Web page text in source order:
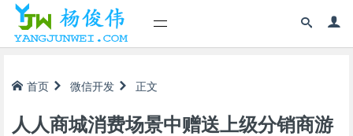
首页 微信开发 正文
人人商城消费场景中赠送上级分销商游